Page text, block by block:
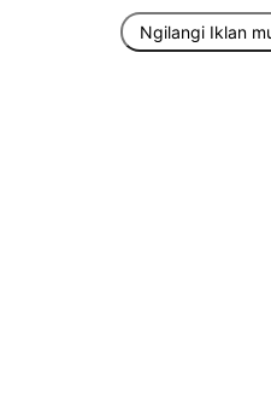
Ngilangi Iklan